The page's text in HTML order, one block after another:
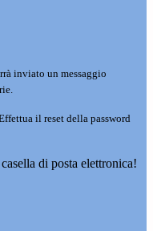
inviato un messaggio
il reset della password
di posta elettronica!